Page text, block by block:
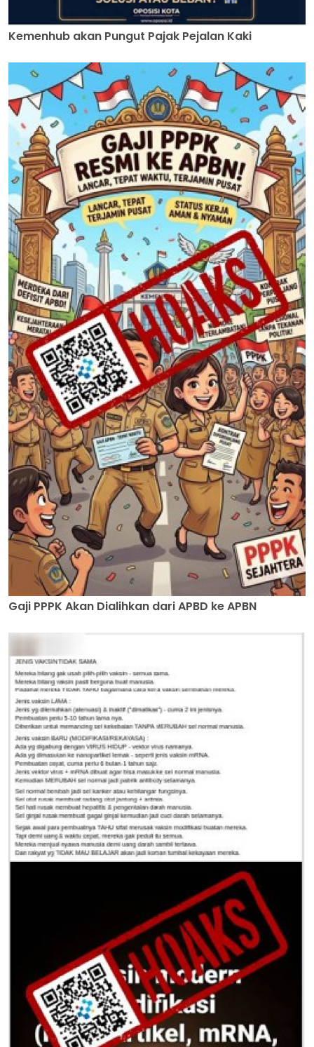
Kemenhub akan Pungut Pajak Pejalan Kaki
Gaji PPPK Akan Dialihkan dari APBD ke APBN